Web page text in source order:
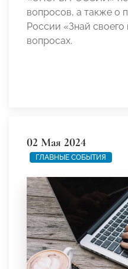
вопросов, а также о
России «Знай своего
вопросах.
02 Мая 2024
ГЛАВНЫЕ СОБЫТИЯ